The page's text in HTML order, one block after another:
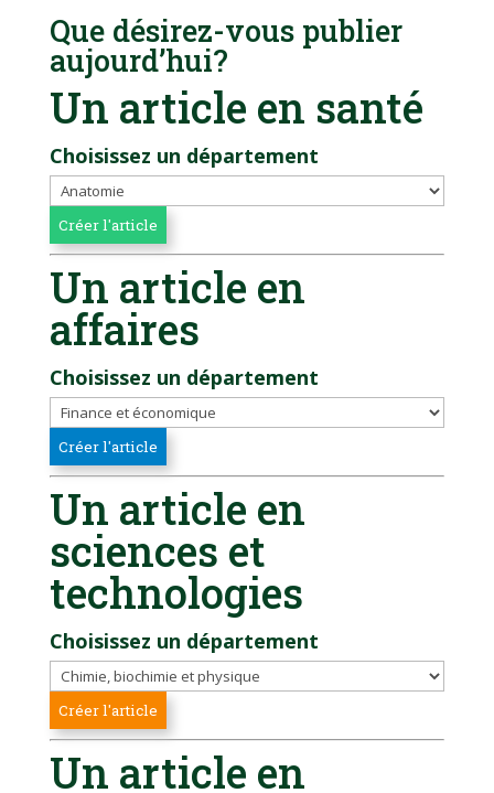
Que désirez-vous publier
aujourd’hui?
Un article en santé
Choisissez un département
Un article en
affaires
Choisissez un département
Un article en
sciences et
technologies
Choisissez un département
Un article en